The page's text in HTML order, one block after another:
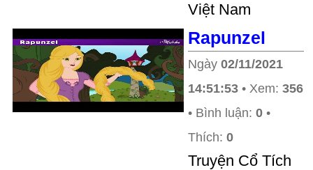
Việt Nam
Rapunzel
Ngày 02/11/2021
14:51:53 • Xem: 356
• Bình luận: 0 •
Thích: 0
Truyện Cổ Tích